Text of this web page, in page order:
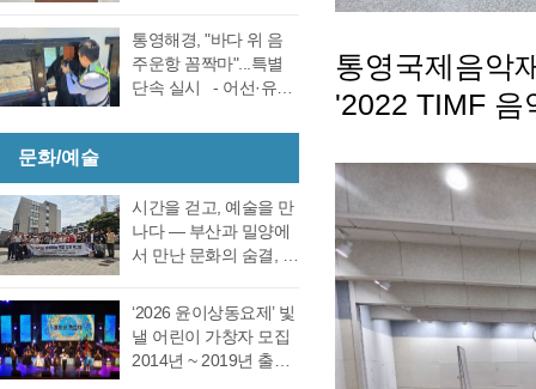
보는 기존과 동일, 천영
기 후보는 기존보다 6표
증가했다. 이로써 두 후
난 6·3 지방선거에서 44
표 차이로 당락이 갈린
통영시장 선거에 대한
남 선관위에서 하기로
27일 오후 2시 경남도
선관위 청사 6층 회의실
에서 전량 수작…
결을 펼친 무소속 전병
일 의원이 각각 등록해
정견 발표 이후 곧바로
원 7표로 통영시의회
회의규칙에 따른 재적
의원 과반수 득표자가
나오지 않았고 2차 투표
에서도 1차투료와 같이
정…
통영시 가선거구 전병
일 의원이 1일 오전 통
영시청 브리핑 룸에서
기자회견을 열고 통영
소회를 밝혔다. 전병일
위원은 “지난 지방선거
에서 대한민국 보수의
텃밭이라고 평가받던
시의회 개원 이후 처음
으로 진보진영인 민주
당이 과반 의석을 차지
통영해경, "바다 위 음
주운항 꼼짝마"...특별
단속 실시 - 어선·유도
대상, 음주운항 근절 총
여름철 해양관광객 증
가와 금어기 해제에 따
른 출어선 증가로 음주
운항 사고 발생이 우려
부터 8월 28일(금)까지
71일간 음주운항 특별
단속을 실시한다고 밝
혔다. 최근 3년간
문화/예술
시간을 걷고, 예술을 만
나다 ― 부산과 밀양에
서 만난 문화의 숨결, 그
은 길을 따라 움직이지
만, 마음은 시간을 따라
걷는다. 어떤 여행은 낯
선 풍경을 만나기 위해
‘2026 윤이상동요제’ 빛
낼 어린이 가창자 모집
2014년 ~ 2019년 출생
통영국제음악
'2022 TIMF